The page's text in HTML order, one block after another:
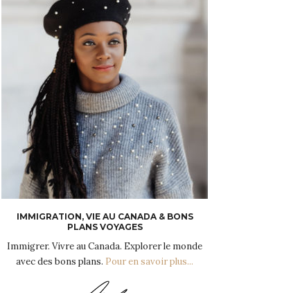
IMMIGRATION, VIE AU CANADA & BONS
PLANS VOYAGES
Immigrer. Vivre au Canada. Explorer le monde
avec des bons plans. Pour en savoir plus...